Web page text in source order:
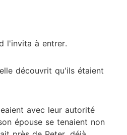
l'invita à entrer.
découvrit qu'ils étaient
avec leur autorité
épouse se tenaient non